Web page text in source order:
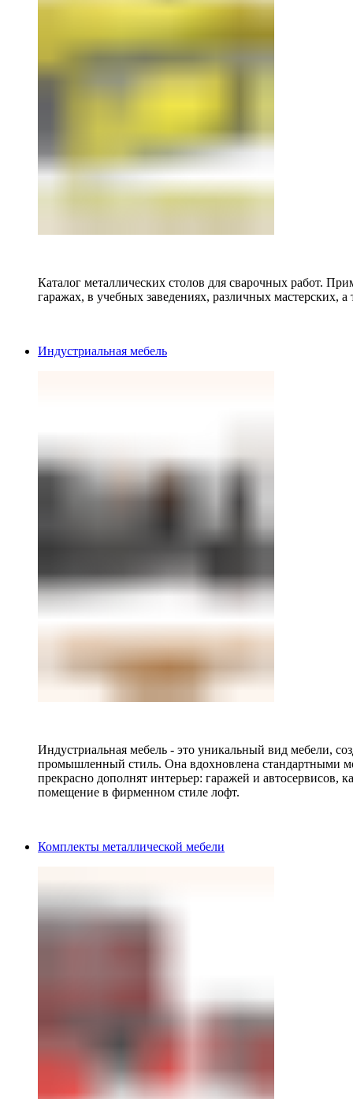
Каталог металлических столов для сварочных работ.
гаражах, в учебных заведениях, различных мастерских, а
Индустриальная мебель
Индустриальная мебель - это уникальный вид мебели,
промышленный стиль. Она вдохновлена стандартными
прекрасно дополнят интерьер: гаражей и автосервисов,
помещение в фирменном стиле лофт.
Комплекты металлической мебели